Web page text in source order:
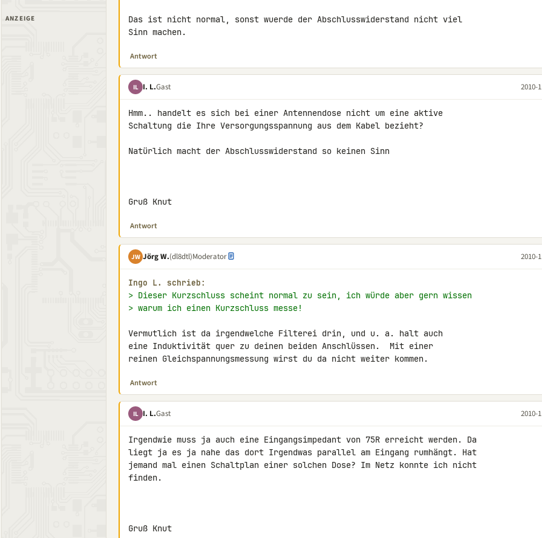
ANZEIGE
Das ist nicht normal, sonst wuerde der Abschlusswiderstand nicht viel
Sinn machen.
Antwort
IL I. L.Gast 2010-
Hmm.. handelt es sich bei einer Antennendose nicht um eine aktive
Schaltung die Ihre Versorgungsspannung aus dem Kabel bezieht?
Natürlich macht der Abschlusswiderstand so keinen Sinn
Gruß Knut
Antwort
JW Jörg W.(dl8dtl)Moderator 2010-
Ingo L. schrieb:
> Dieser Kurzschluss scheint normal zu sein, ich würde aber gern wissen
> warum ich einen Kurzschluss messe!
Vermutlich ist da irgendwelche Filterei drin, und u. a. halt auch
eine Induktivität quer zu deinen beiden Anschlüssen.  Mit einer
reinen Gleichspannungsmessung wirst du da nicht weiter kommen.
Antwort
IL I. L.Gast 2010-
Irgendwie muss ja auch eine Eingangsimpedant von 75R erreicht werden. Da
liegt ja es ja nahe das dort Irgendwas parallel am Eingang rumhängt. Hat
jemand mal einen Schaltplan einer solchen Dose? Im Netz konnte ich nicht
finden.
Gruß Knut